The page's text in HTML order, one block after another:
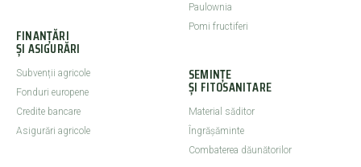
FINANȚĂRI
ȘI ASIGURĂRI
Subvenții agricole
Fonduri europene
Credite bancare
Asigurări agricole
Paulownia
Pomi fructiferi
SEMINȚE
ȘI FITOSANITARE
Material săditor
Îngrășăminte
Combaterea dăunătorilor